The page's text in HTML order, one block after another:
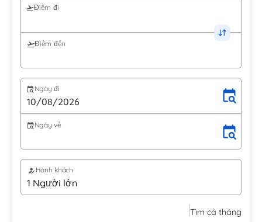
Điểm đi
Điểm đến
Ngày đi
Ngày về
Hành khách
Tìm cả tháng